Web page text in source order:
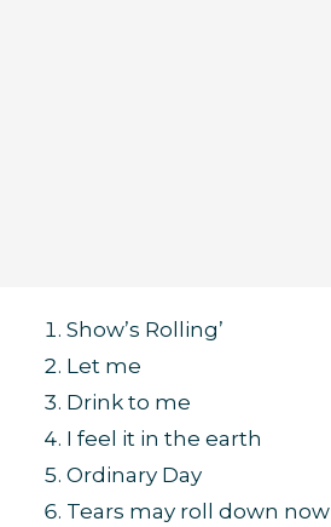
Show’s Rolling’
Let me
Drink to me
I feel it in the earth
Ordinary Day
Tears may roll down now